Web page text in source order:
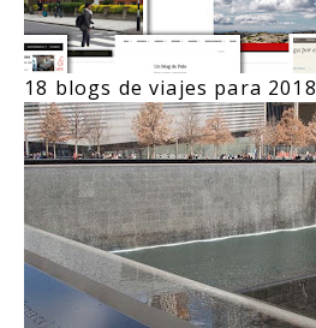
18 blogs de viajes para 2018